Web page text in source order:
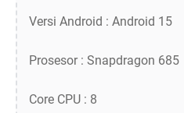
Versi Android : Android 15
Prosesor : Snapdragon 685
Core CPU : 8